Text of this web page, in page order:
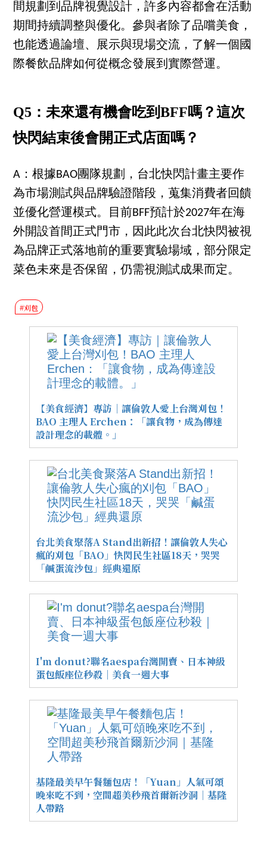
間規劃到品牌視覺設計，許多內容都會在活動
期間持續調整與優化。參與者除了品嚐美食，
也能透過論壇、展示與現場交流，了解一個國
際餐飲品牌如何從概念發展到實際營運。
Q5：未來還有機會吃到BFF嗎？這次
快閃結束後會開正式店面嗎？
A：根據BAO團隊規劃，台北快閃計畫主要作
為市場測試與品牌驗證階段，蒐集消費者回饋
並優化營運模式。目前BFF預計於2027年在海
外開設首間正式門市，因此此次台北快閃被視
為品牌正式落地前的重要實驗場域，部分限定
菜色未來是否保留，仍需視測試成果而定。
#刈包
【美食經濟】專訪｜讓倫敦人愛上台灣刈包！
BAO 主理人 Erchen：「讓食物，成為傳達
設計理念的載體。」
台北美食聚落A Stand出新招！讓倫敦人失心
瘋的刈包「BAO」快閃民生社區18天，哭哭
「鹹蛋流沙包」經典還原
I'm donut?聯名aespa台灣開賣、日本神級
蛋包飯座位秒殺｜美食一週大事
基隆最美早午餐麵包店！「Yuan」人氣可頌
晚來吃不到，空間超美秒飛首爾新沙洞｜基隆
人帶路